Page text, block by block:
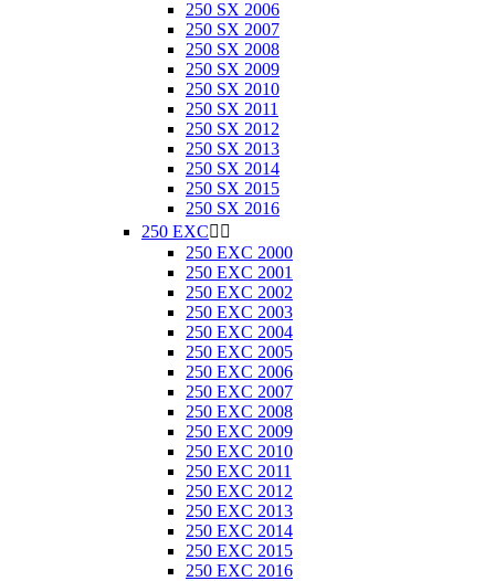
250 SX 2006
250 SX 2007
250 SX 2008
250 SX 2009
250 SX 2010
250 SX 2011
250 SX 2012
250 SX 2013
250 SX 2014
250 SX 2015
250 SX 2016
250 EXC 
250 EXC 2000
250 EXC 2001
250 EXC 2002
250 EXC 2003
250 EXC 2004
250 EXC 2005
250 EXC 2006
250 EXC 2007
250 EXC 2008
250 EXC 2009
250 EXC 2010
250 EXC 2011
250 EXC 2012
250 EXC 2013
250 EXC 2014
250 EXC 2015
250 EXC 2016